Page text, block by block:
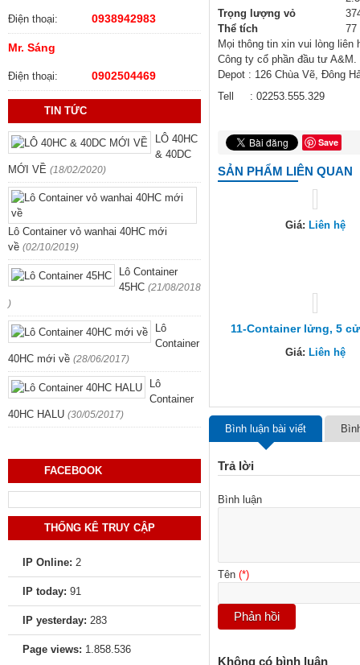
Điện thoại: 0938942983
Mr. Sáng
Điện thoại: 0902504469
TIN TỨC
LÔ 40HC
& 40DC
MỚI VỀ (18/02/2020)
Lô Container vỏ wanhai 40HC mới
về (02/10/2019)
Lô Container
45HC (21/08/2018
)
Lô
Container
40HC mới về (28/06/2017)
Lô
Container
40HC HALU (30/05/2017)
FACEBOOK
THỐNG KÊ TRUY CẬP
IP Online: 2
IP today: 91
IP yesterday: 283
Page views: 1.858.536
Trọng lượng vỏ
Thể tích
77
Mọi thông tin xin vui lòng liên
Công ty cổ phần đầu tư A&M.
Depot : 126 Chùa Vẽ, Đông
Tell : 02253.555.329
Save
SẢN PHẨM LIÊN QUAN
Giá: Liên hệ
11-Container lửng, 5
Giá: Liên hệ
Bình luận bài viết
Trả lời
Bình luận
Tên (*)
Không có bình luận